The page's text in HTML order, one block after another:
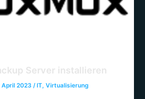
Server installieren
April 2023 /IT,Virtualisierung